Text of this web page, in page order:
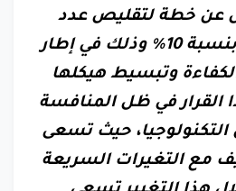
عن خطة لتقليص عدد
المناصب الإدارية بنسبة 10% وذلك في إطار
وتبسيط هيكلها
القرار في ظل المنافسة
حيث تسعى
مع التغيرات السريعة